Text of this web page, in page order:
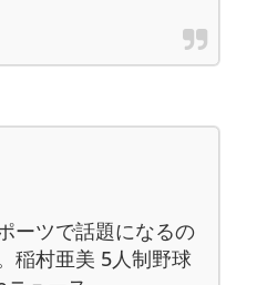
ーツで話題になるの
稲村亜美 5人制野球